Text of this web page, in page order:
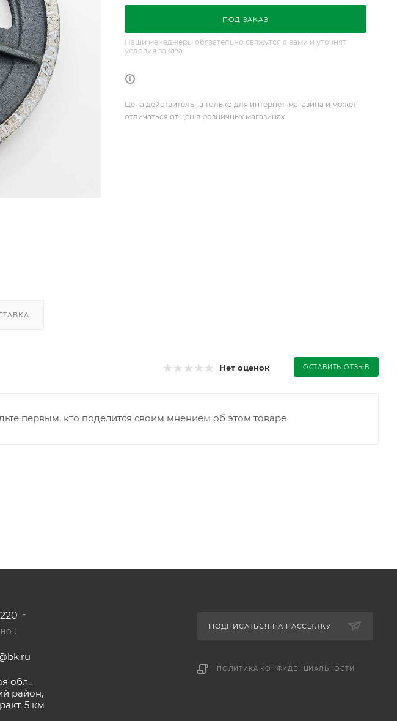
ПОД ЗАКАЗ
Наши менеджеры обязательно свяжутся с вами и уточнят
условия заказа
Цена действительна только для интернет-магазина и может
отличаться от цен в розничных магазинах
Нет оценок ОСТАВИТЬ ОТЗЫВ
первым, кто поделится своим мнением об этом товаре
обл.,
район,
5 км
ПОДПИСАТЬСЯ НА РАССЫЛКУ
ПОЛИТИКА КОНФИДЕНЦИАЛЬНОСТИ